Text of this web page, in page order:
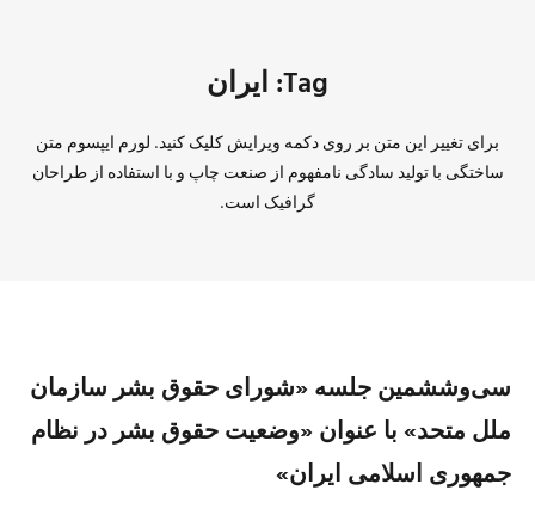
Tag: ایران
برای تغییر این متن بر روی دکمه ویرایش کلیک کنید. لورم ایپسوم متن
ساختگی با تولید سادگی نامفهوم از صنعت چاپ و با استفاده از طراحان
گرافیک است.
سی‌وششمین جلسه «شورای حقوق بشر سازمان
ملل متحد» با عنوان «وضعیت حقوق بشر در نظام
جمهوری اسلامی ایران»